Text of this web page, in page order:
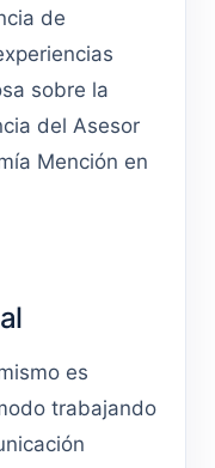
de
sobre la
del Asesor
Mención en
es
trabajando